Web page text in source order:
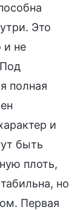
Это
и не
полная
и
быть
плоть,
но
Первая